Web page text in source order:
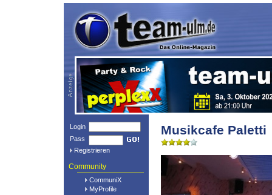
Login
Pass
Registrieren
Community
CommuniX
MyProfile
Musikcafe Paletti